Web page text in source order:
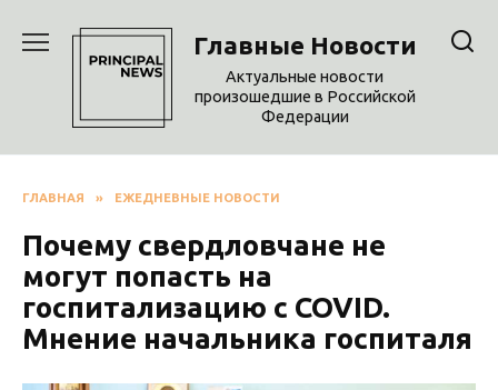
содержанию
Главные Новости
Актуальные новости
произошедшие в Российской
Федерации
ГЛАВНАЯ » ЕЖЕДНЕВНЫЕ НОВОСТИ
Почему свердловчане не
могут попасть на
госпитализацию с COVID.
Мнение начальника госпиталя